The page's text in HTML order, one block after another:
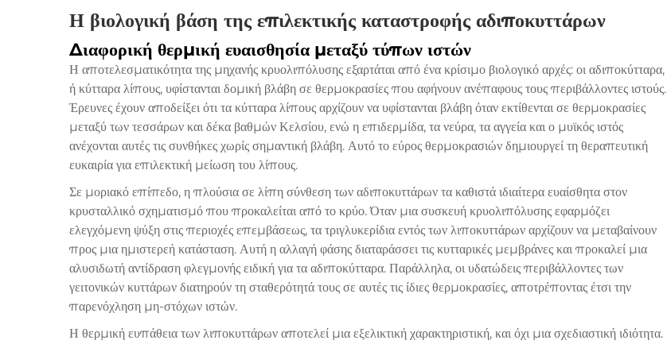
Η βιολογική βάση της επιλεκτικής καταστροφής αδιποκυττάρων
Διαφορική θερμική ευαισθησία μεταξύ τύπων ιστών
Η αποτελεσματικότητα της μηχανής κρυολιπόλυσης εξαρτάται από ένα κρίσιμο βιολογικό αρχές: οι αδιποκύτταρα,
ή κύτταρα λίπους, υφίστανται δομική βλάβη σε θερμοκρασίες που αφήνουν ανέπαφους τους περιβάλλοντες ιστούς.
Έρευνες έχουν αποδείξει ότι τα κύτταρα λίπους αρχίζουν να υφίστανται βλάβη όταν εκτίθενται σε θερμοκρασίες
μεταξύ των τεσσάρων και δέκα βαθμών Κελσίου, ενώ η επιδερμίδα, τα νεύρα, τα αγγεία και ο μυϊκός ιστός
ανέχονται αυτές τις συνθήκες χωρίς σημαντική βλάβη. Αυτό το εύρος θερμοκρασιών δημιουργεί τη θεραπευτική
ευκαιρία για επιλεκτική μείωση του λίπους.
Σε μοριακό επίπεδο, η πλούσια σε λίπη σύνθεση των αδιποκυττάρων τα καθιστά ιδιαίτερα ευαίσθητα στον
κρυσταλλικό σχηματισμό που προκαλείται από το κρύο. Όταν μια συσκευή κρυολιπόλυσης εφαρμόζει
ελεγχόμενη ψύξη στις περιοχές επεμβάσεως, τα τριγλυκερίδια εντός των λιποκυττάρων αρχίζουν να μεταβαίνουν
προς μια ημιστερεή κατάσταση. Αυτή η αλλαγή φάσης διαταράσσει τις κυτταρικές μεμβράνες και προκαλεί μια
αλυσιδωτή αντίδραση φλεγμονής ειδική για τα αδιποκύτταρα. Παράλληλα, οι υδατώδεις περιβάλλοντες των
γειτονικών κυττάρων διατηρούν τη σταθερότητά τους σε αυτές τις ίδιες θερμοκρασίες, αποτρέποντας έτσι την
παρενόχληση μη-στόχων ιστών.
Η θερμική ευπάθεια των λιποκυττάρων αποτελεί μια εξελικτική χαρακτηριστική, και όχι μια σχεδιαστική ιδιότητα.